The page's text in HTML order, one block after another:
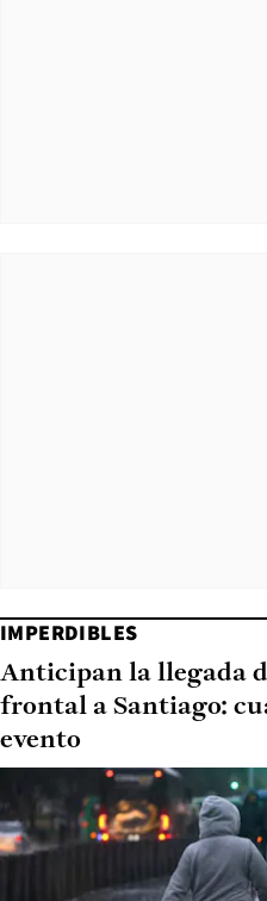
IMPERDIBLES
Anticipan la llegada
frontal a Santiago:
evento